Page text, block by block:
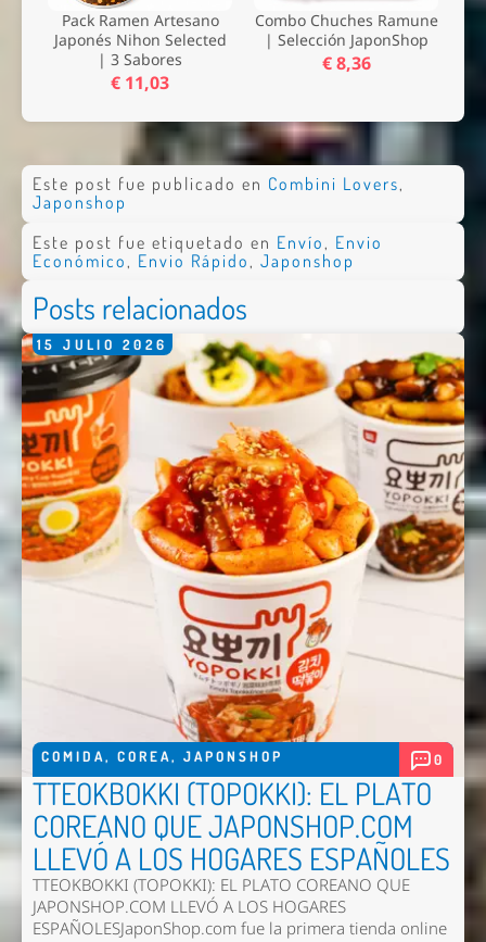
Pack Ramen Artesano
Japonés Nihon Selected
| 3 Sabores
€ 11,03
Combo Chuches Ramune
| Selección JaponShop
€ 8,36
Este post fue publicado en Combini Lovers,
Japonshop
Este post fue etiquetado en Envío , Envio
Económico , Envio Rápido , Japonshop
Posts relacionados
15 JULIO 2026
COMIDA, COREA, JAPONSHOP 0
TTEOKBOKKI (TOPOKKI): EL PLATO
COREANO QUE JAPONSHOP.COM
LLEVÓ A LOS HOGARES ESPAÑOLES
TTEOKBOKKI (TOPOKKI): EL PLATO COREANO QUE
JAPONSHOP.COM LLEVÓ A LOS HOGARES
ESPAÑOLESJaponShop.com fue la primera tienda online
Nombre *
Email *
Comentario *